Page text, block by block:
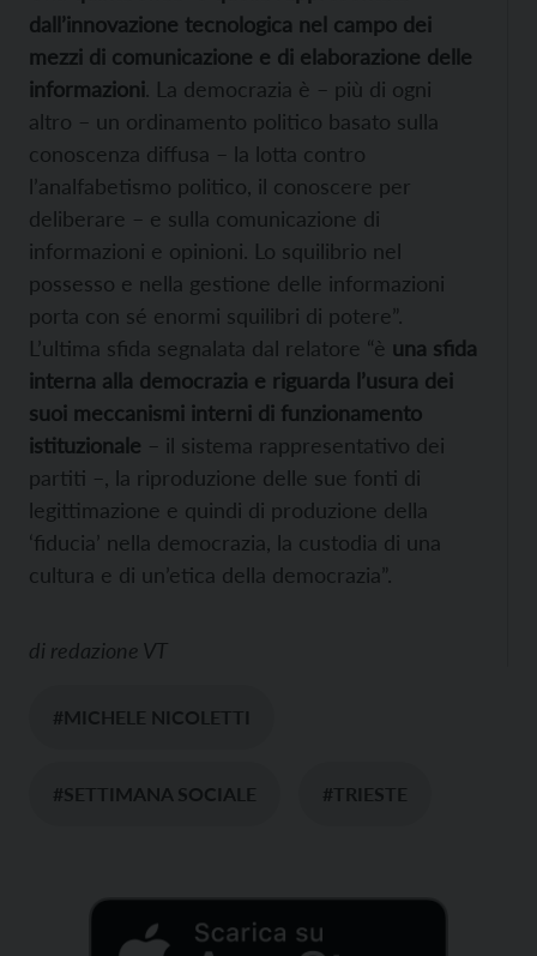
dall’innovazione tecnologica nel campo dei
mezzi di comunicazione e di elaborazione delle
informazioni. La democrazia è – più di ogni
altro – un ordinamento politico basato sulla
conoscenza diffusa – la lotta contro
l’analfabetismo politico, il conoscere per
deliberare – e sulla comunicazione di
informazioni e opinioni. Lo squilibrio nel
possesso e nella gestione delle informazioni
porta con sé enormi squilibri di potere”.
L’ultima sfida segnalata dal relatore “è una sfida
interna alla democrazia e riguarda l’usura dei
suoi meccanismi interni di funzionamento
istituzionale – il sistema rappresentativo dei
partiti –, la riproduzione delle sue fonti di
legittimazione e quindi di produzione della
‘fiducia’ nella democrazia, la custodia di una
cultura e di un’etica della democrazia”.
di redazione VT
#MICHELE NICOLETTI
#SETTIMANA SOCIALE #TRIESTE